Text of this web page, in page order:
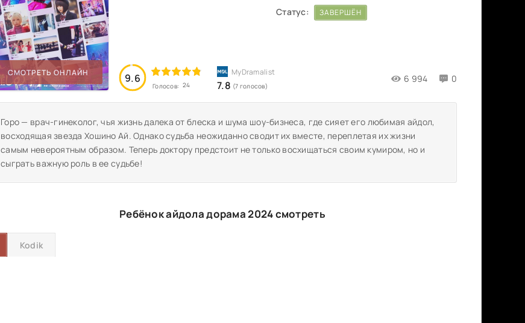
СМОТРЕТЬ ОНЛАЙН 9.6
Голосов: 24 7.8 (7 голосов)
6 994 0
Статус:
ЗАВЕРШЁН
Горо — врач-гинеколог, чья жизнь далека от блеска и шума шоу-бизнеса, где сияет его любимая айдол,
восходящая звезда Хошино Ай. Однако судьба неожиданно сводит их вместе, переплетая их жизни
самым невероятным образом. Теперь доктору предстоит не только восхищаться своим кумиром, но и
сыграть важную роль в ее судьбе!
Ребёнок айдола дорама 2024 смотреть
Kodik